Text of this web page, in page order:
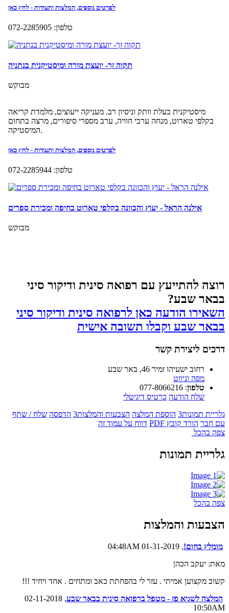
רוצה להתייעץ עם רפואה סינית ודיקור סיני
בבאר שבע?
השאירו הודעה כאן לרפואה סינית ודיקור סיני
בבאר שבע וקבלו תשובה אישית
דרכים ליצירת קשר
רחוב ישעיהו זמיר 46, באר שבע
מפה וניווט
טלפון:
077-8066216
שלח הודעה כרטיס דיגיטלי
גלריית תמונות3 הוספת המלצה הצבעות והמלצות3 הדפסה שלח / שתף
עם חבר הורד קובץ PDF
דווח על עמוד זה
צפה בהכל
גלריית תמונות
צפה בהכל
הצבעות והמלצות
מומלץ בחום!, 01-31-2019 04:48AM
מאת: יעקב הכהן
קשוב מקצוען אמיתי . עזר לי בהפחתת כאב ומתחים . אחד ויחיד !!!
המלצה לשגיא פז - מטפל ברפואה סינית בבאר שבע , 02-11-2018
10:50AM